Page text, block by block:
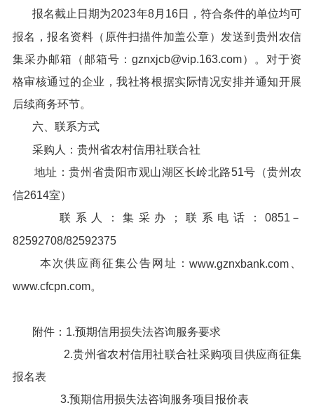
报名截止日期为2023年8月16日，符合条件的单位均可
报名，报名资料（原件扫描件加盖公章）发送到贵州农信
集采办邮箱（邮箱号：gznxjcb@vip.163.com）。对于资
格审核通过的企业，我社将根据实际情况安排并通知开展
后续商务环节。
六、联系方式
采购人：贵州省农村信用社联合社
地址：贵州省贵阳市观山湖区长岭北路51号（贵州农
信2614室）
联系人：集采办；联系电话：0851－
82592708/82592375
本次供应商征集公告网址：www.gznxbank.com
www.cfcpn.com。
附件：1.预期信用损失法咨询服务要求
2.贵州省农村信用社联合社采购项目供应商征集
报名表
3.预期信用损失法咨询服务项目报价表